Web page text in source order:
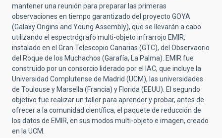
mantener una reunión para preparar las primeras
observaciones en tiempo garantizado del proyecto GOYA
(Galaxy Origins and Young Assembly), que se llevarán a cabo
utilizando el espectrógrafo multi-objeto infrarrojo EMIR,
instalado en el Gran Telescopio Canarias (GTC), del Observaorio
del Roque de los Muchachos (Garafía, La Palma). EMIR fue
construido por un consorcio liderado por el IAC, que incluye la
Universidad Complutense de Madrid (UCM), las universidades
de Toulouse y Marsella (Francia) y Florida (EEUU). El segundo
objetivo fue realizar un taller para aprender y probar, antes de
ofrecer a la comunidad científica, el paquete de reducción de
los datos de EMIR, en sus modos multi-objeto e imagen, creado
en la UCM.